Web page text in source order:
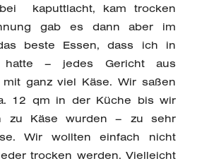
kaputtlacht, kam trocken
gab es dann aber im
beste Essen, dass ich in
hatte – jedes Gericht aus
ganz viel Käse. Wir saßen
12 qm in der Küche bis wir
zu Käse wurden – zu sehr
Wir wollten einfach nicht
trocken werden. Vielleicht